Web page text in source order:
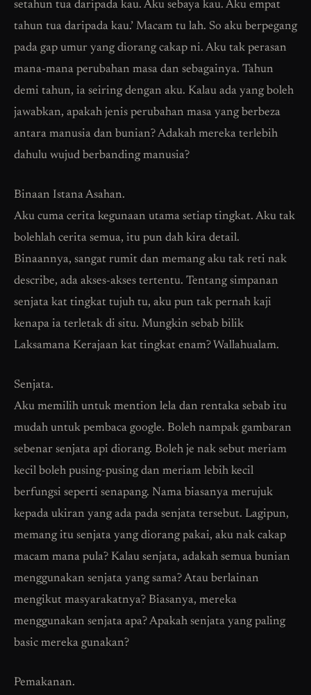
setahun tua daripada kau. Aku sebaya kau. Aku empat
tahun tua daripada kau.’ Macam tu lah. So aku berpegang
pada gap umur yang diorang cakap ni. Aku tak perasan
mana-mana perubahan masa dan sebagainya. Tahun
demi tahun, ia seiring dengan aku. Kalau ada yang boleh
jawabkan, apakah jenis perubahan masa yang berbeza
antara manusia dan bunian? Adakah mereka terlebih
dahulu wujud berbanding manusia?
Binaan Istana Asahan.
Aku cuma cerita kegunaan utama setiap tingkat. Aku tak
bolehlah cerita semua, itu pun dah kira detail.
Binaannya, sangat rumit dan memang aku tak reti nak
describe, ada akses-akses tertentu. Tentang simpanan
senjata kat tingkat tujuh tu, aku pun tak pernah kaji
kenapa ia terletak di situ. Mungkin sebab bilik
Laksamana Kerajaan kat tingkat enam? Wallahualam.
Senjata.
Aku memilih untuk mention lela dan rentaka sebab itu
mudah untuk pembaca google. Boleh nampak gambaran
sebenar senjata api diorang. Boleh je nak sebut meriam
kecil boleh pusing-pusing dan meriam lebih kecil
berfungsi seperti senapang. Nama biasanya merujuk
kepada ukiran yang ada pada senjata tersebut. Lagipun,
memang itu senjata yang diorang pakai, aku nak cakap
macam mana pula? Kalau senjata, adakah semua bunian
menggunakan senjata yang sama? Atau berlainan
mengikut masyarakatnya? Biasanya, mereka
menggunakan senjata apa? Apakah senjata yang paling
basic mereka gunakan?
Pemakanan.